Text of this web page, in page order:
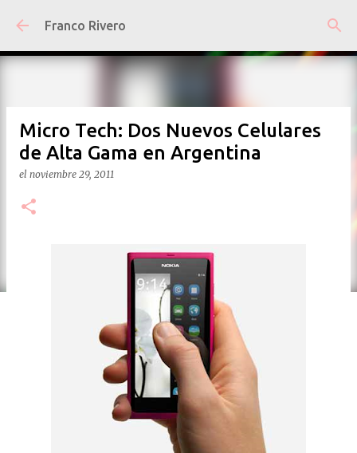
Ir al contenido principal
Franco Rivero
Micro Tech: Dos Nuevos Celulares
de Alta Gama en Argentina
el noviembre 29, 2011